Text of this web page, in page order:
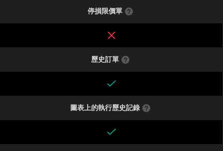
停損限價單
歷史訂單
圖表上的執行歷史記錄